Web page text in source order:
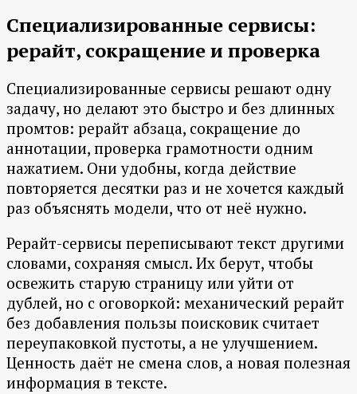
Специализированные сервисы:
рерайт, сокращение и проверка
Специализированные сервисы решают одну
задачу, но делают это быстро и без длинных
промтов: рерайт абзаца, сокращение до
аннотации, проверка грамотности одним
нажатием. Они удобны, когда действие
повторяется десятки раз и не хочется каждый
раз объяснять модели, что от неё нужно.
Рерайт-сервисы переписывают текст другими
словами, сохраняя смысл. Их берут, чтобы
освежить старую страницу или уйти от
дублей, но с оговоркой: механический рерайт
без добавления пользы поисковик считает
переупаковкой пустоты, а не улучшением.
Ценность даёт не смена слов, а новая полезная
информация в тексте.